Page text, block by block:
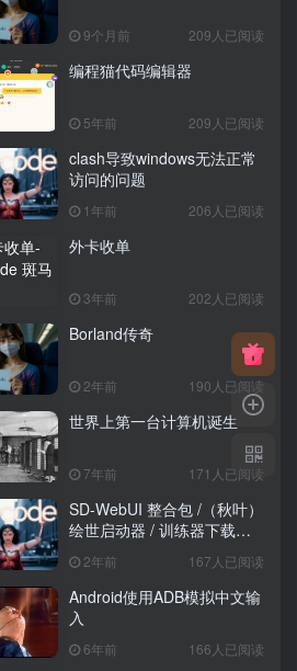
9个月前 209人已阅读
编程猫代码编辑器
5年前 209人已阅读
clash导致windows无法正常
访问的问题
1年前 206人已阅读
外卡收单
3年前 202人已阅读
Borland传奇
2年前 190人已阅读
世界上第一台计算机诞生
7年前 171人已阅读
SD-WebUI 整合包 /（秋叶）
绘世启动器 / 训练器下载导
2年前 167人已阅读
Android使用ADB模拟中文输
入
6年前 166人已阅读